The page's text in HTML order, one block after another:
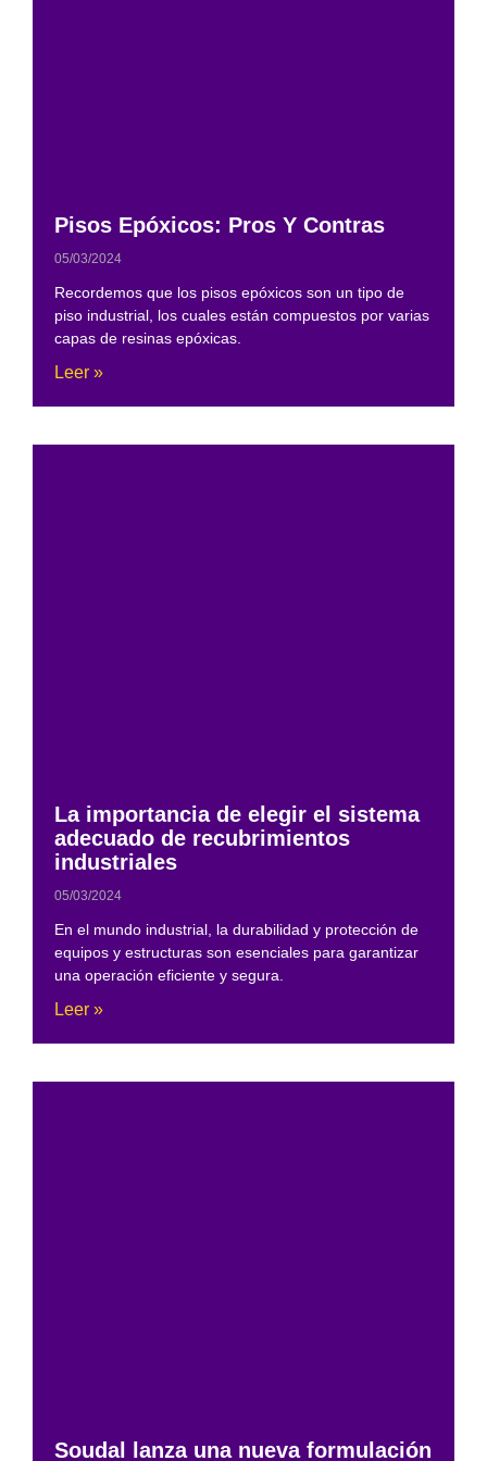
Pisos Epóxicos: Pros Y Contras
05/03/2024
Recordemos que los pisos epóxicos son un tipo de
piso industrial, los cuales están compuestos por varias
capas de resinas epóxicas.
Leer »
La importancia de elegir el sistema
adecuado de recubrimientos
industriales
05/03/2024
En el mundo industrial, la durabilidad y protección de
equipos y estructuras son esenciales para garantizar
una operación eficiente y segura.
Leer »
Soudal lanza una nueva formulación